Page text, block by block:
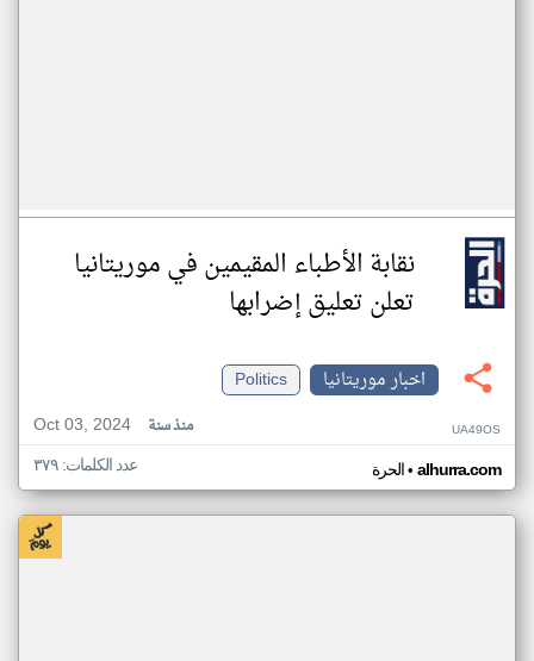
نقابة الأطباء المقيمين في موريتانيا
تعلن تعليق إضرابها
اخبار موريتانيا
Politics
Oct 03, 2024
منذ سنة UA49OS
الحرة• alhurra.com عدد الكلمات: ٣٧٩